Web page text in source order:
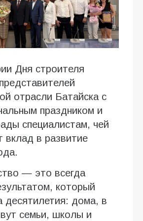
Дня строителя
отрасли Батайска с
праздником и
специалистам, чей
вклад в развитие
— это всегда
который
десятилетия: дома, в
семьи, школы и